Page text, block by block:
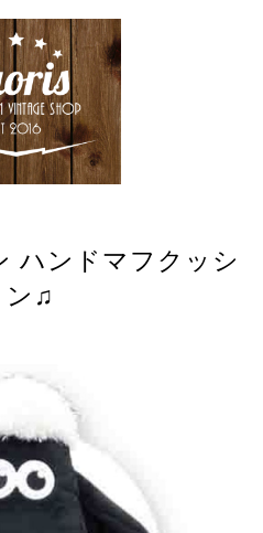
ハンドマフクッシ
ン♫